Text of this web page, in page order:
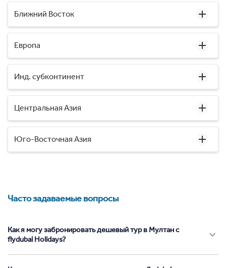
Ближний Восток
Европа
Инд. субконтинент
Центральная Азия
Юго-Восточная Азия
Часто задаваемые вопросы
Как я могу забронировать дешевый тур в Мултан с
flydubai Holidays?